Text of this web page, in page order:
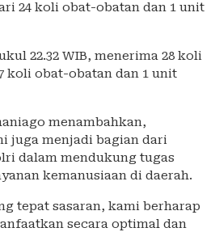
24 koli obat-obatan dan 1 unit
22.32 WIB, menerima 28 koli
koli obat-obatan dan 1 unit
menambahkan,
juga menjadi bagian dari
dalam mendukung tugas
kemanusiaan di daerah.
tepat sasaran, kami berharap
secara optimal dan